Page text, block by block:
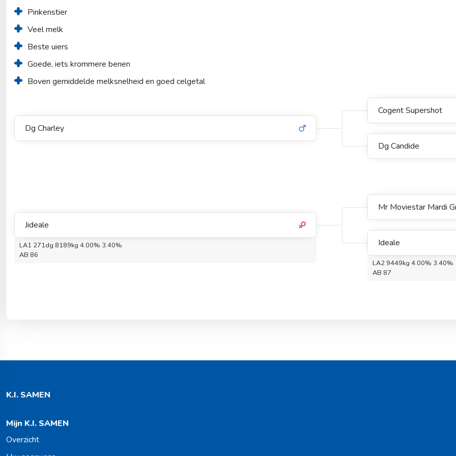
Pinkenstier
Veel melk
Beste uiers
Goede, iets krommere benen
Boven gemiddelde melksnelheid en goed celgetal
Dg Charley
Cogent Supershot
Dg Candide
Jideale
LA1 271dg 8189kg 4.00% 3.40%
AB 86
Mr Moviestar Mardi
Ideale
LA2 9449kg 4.00% 3.40%
AB 87
K.I. SAMEN
Mijn K.I. SAMEN
Overzicht